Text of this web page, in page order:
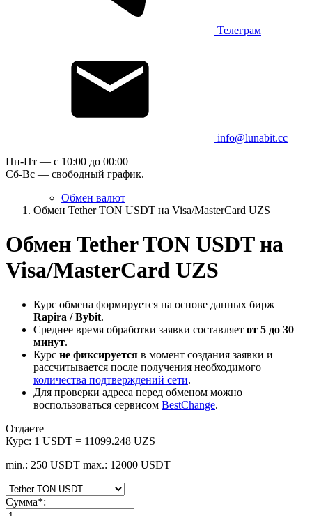
Телеграм
info@lunabit.cc
Пн-Пт — c 10:00 до 00:00
Сб-Вс — свободный график.
Обмен валют
Обмен Tether TON USDT на Visa/MasterCard UZS
Обмен Tether TON USDT на
Visa/MasterCard UZS
Курс обмена формируется на основе данных бирж
Rapira / Bybit.
Среднее время обработки заявки составляет от 5 до 30
минут.
Курс не фиксируется в момент создания заявки и
рассчитывается после получения необходимого
количества подтверждений сети.
Для проверки адреса перед обменом можно
воспользоваться сервисом BestChange.
Отдаете
Курс: 1 USDT = 11099.248 UZS
min.: 250 USDT max.: 12000 USDT
Сумма*: